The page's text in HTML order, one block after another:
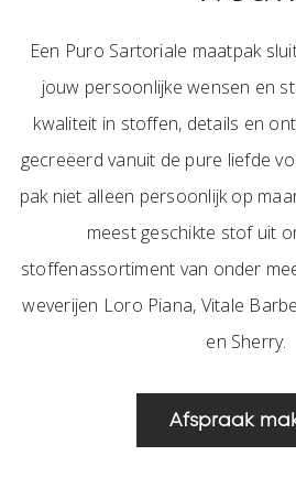
Een Puro Sartoriale maatpak
jouw persoonlijke wensen en
kwaliteit in stoffen, details en
gecreëerd vanuit de pure liefde
pak niet alleen persoonlijk op
meest geschikte stof uit
stoffenassortiment van onder
weverijen Loro Piana, Vitale
en Sherry.
Afspraak